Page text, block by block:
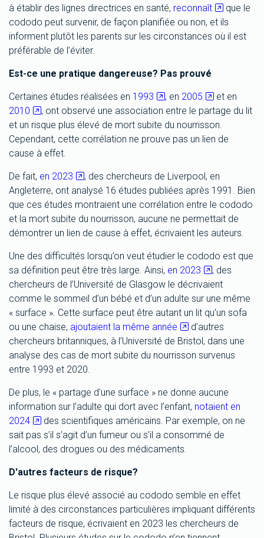
à établir des lignes directrices en santé, reconnaît
que le
cododo peut survenir, de façon planifiée ou non, et ils
informent plutôt les parents sur les circonstances où il est
préférable de l’éviter.
Est-ce une pratique dangereuse? Pas prouvé
Certaines études réalisées en 1993 , en 2005
et en
2010
, ont observé une association entre le partage du lit
et un risque plus élevé de mort subite du nourrisson.
Cependant, cette corrélation ne prouve pas un lien de
cause à effet.
De fait, en 2023
, des chercheurs de Liverpool, en
Angleterre, ont analysé 16 études publiées après 1991. Bien
que ces études montraient une corrélation entre le cododo
et la mort subite du nourrisson, aucune ne permettait de
démontrer un lien de cause à effet, écrivaient les auteurs.
Une des difficultés lorsqu’on veut étudier le cododo est que
sa définition peut être très large. Ainsi, en 2023
, des
chercheurs de l’Université de Glasgow le décrivaient
comme le sommeil d’un bébé et d’un adulte sur une même
« surface ». Cette surface peut être autant un lit qu’un sofa
ou une chaise, ajoutaient la même année
d’autres
chercheurs britanniques, à l’Université de Bristol, dans une
analyse des cas de mort subite du nourrisson survenus
entre 1993 et 2020.
De plus, le « partage d’une surface » ne donne aucune
information sur l’adulte qui dort avec l’enfant, notaient en
2024
des scientifiques américains. Par exemple, on ne
sait pas s’il s’agit d’un fumeur ou s’il a consommé de
l’alcool, des drogues ou des médicaments.
D'autres facteurs de risque?
Le risque plus élevé associé au cododo semble en effet
limité à des circonstances particulières impliquant différents
facteurs de risque, écrivaient en 2023 les chercheurs de